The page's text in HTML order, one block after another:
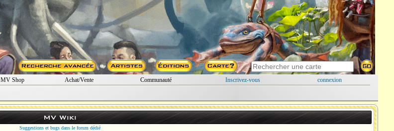
MV Shop Achat/Vente Communauté Inscrivez-vous
connexion
MV Wiki
Suggestions et bugs dans le forum dédié